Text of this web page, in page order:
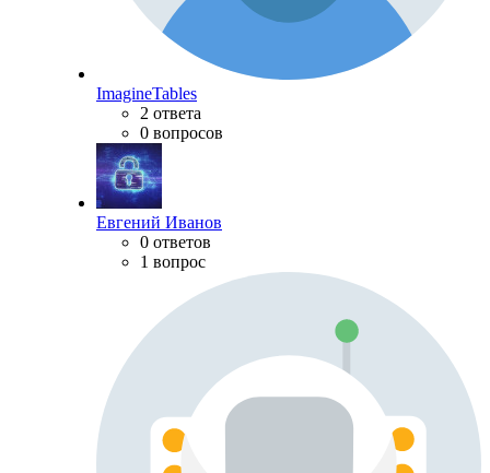
ImagineTables
2 ответа
0 вопросов
Евгений Иванов
0 ответов
1 вопрос